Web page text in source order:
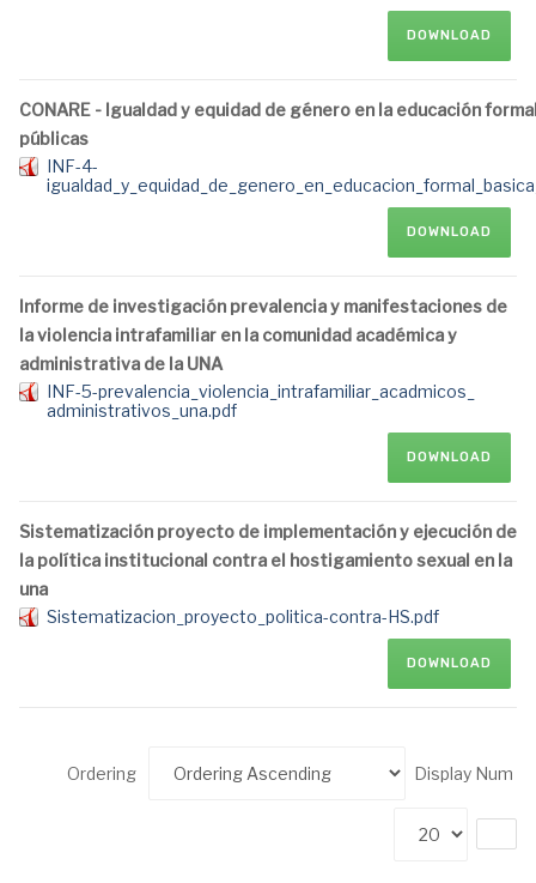
DOWNLOAD
CONARE - Igualdad y equidad de género en la educación
públicas
INF-4-
DOWNLOAD
Informe de investigación prevalencia y manifestaciones de
la violencia intrafamiliar en la comunidad académica y
administrativa de la UNA
INF-5-prevalencia_violencia_intrafamiliar_acadmicos_
administrativos_una.pdf
DOWNLOAD
Sistematización proyecto de implementación y ejecución de
la política institucional contra el hostigamiento sexual en la
una
Sistematizacion_proyecto_politica-contra-HS.pdf
DOWNLOAD
Ordering Display Num